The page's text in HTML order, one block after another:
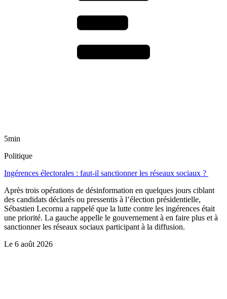
5min
Politique
Ingérences électorales : faut-il sanctionner les réseaux sociaux ?
Après trois opérations de désinformation en quelques jours ciblant
des candidats déclarés ou pressentis à l’élection présidentielle,
Sébastien Lecornu a rappelé que la lutte contre les ingérences était
une priorité. La gauche appelle le gouvernement à en faire plus et à
sanctionner les réseaux sociaux participant à la diffusion.
Le 6 août 2026